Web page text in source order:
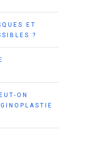
ET
?
ON